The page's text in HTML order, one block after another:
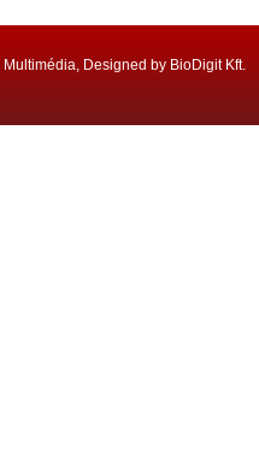
Designed by BioDigit Kft.